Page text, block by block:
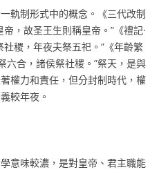
軌制形式中的概念。《三代改制
，故圣王生則稱皇帝。”《禮記·
稷，年夜夫祭五祀。”《年齡繁
六合，諸侯祭社稷。”祭天，是與
權力和責任，但分封制時代，權
較年夜。
意味較濃，是對皇帝、君主職能